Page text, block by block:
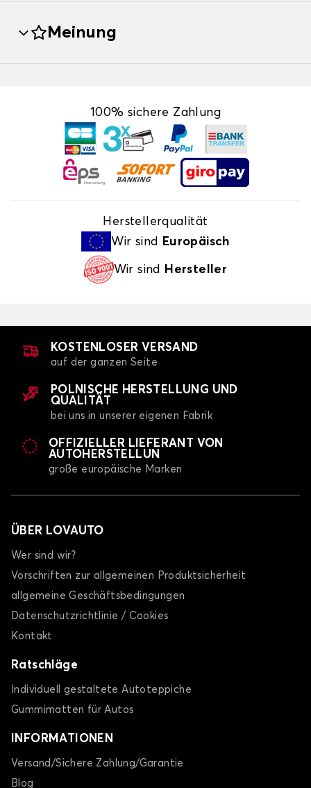
Meinung
100% sichere Zahlung
Herstellerqualität
Wir sind
Europäisch
Wir sind Hersteller
KOSTENLOSER VERSAND
auf der ganzen Seite
POLNISCHE HERSTELLUNG UND
QUALITÄT
bei uns in unserer eigenen Fabrik
OFFIZIELLER LIEFERANT VON
AUTOHERSTELLUN
große europäische Marken
ÜBER LOVAUTO
Wer sind wir?
Vorschriften zur allgemeinen Produktsicherheit
allgemeine Geschäftsbedingungen
Datenschutzrichtlinie / Cookies
Kontakt
Ratschläge
Individuell gestaltete Autoteppiche
Gummimatten für Autos
INFORMATIONEN
Versand/Sichere Zahlung/Garantie
Blog